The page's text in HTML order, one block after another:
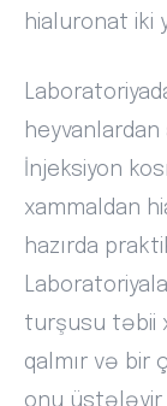
hialuronat iki
heyvanlardan
İnjeksiyon
xammaldan
hazırda
turşusu təbii
qalmır və